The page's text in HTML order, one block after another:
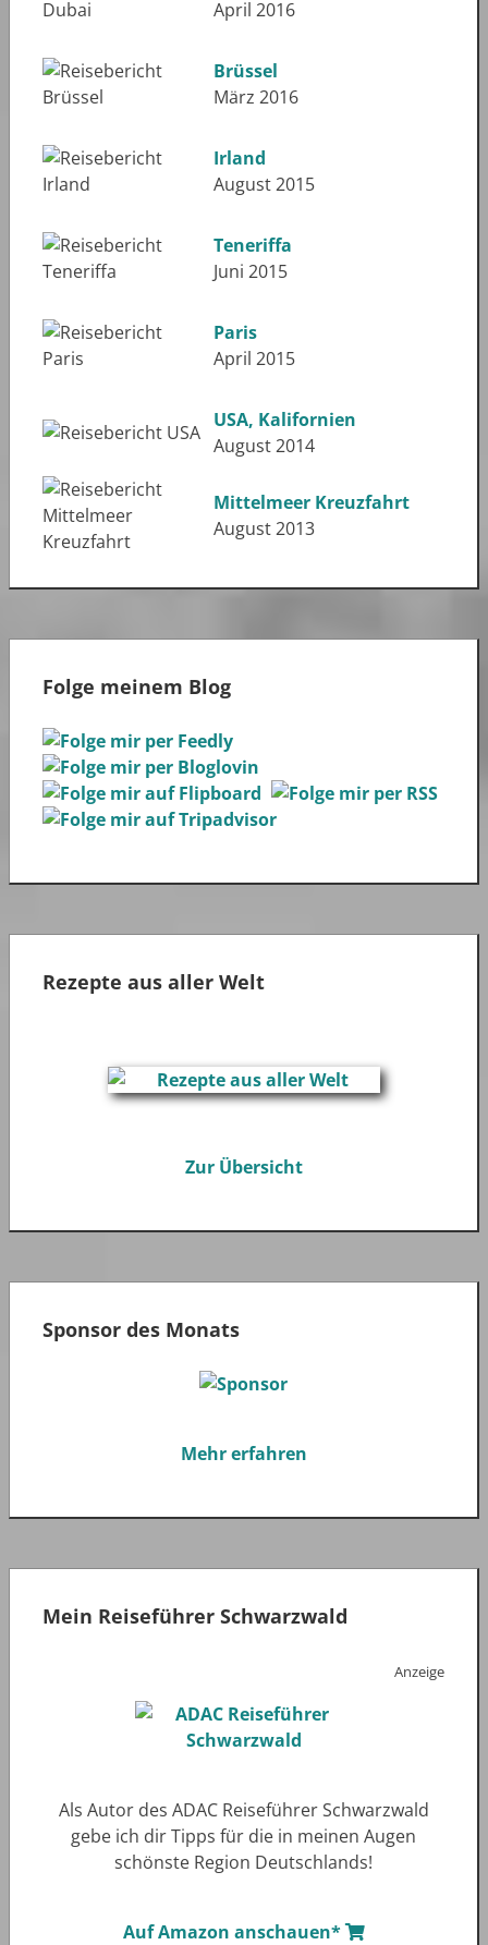
April 2016
Brüssel
März 2016
Irland
August 2015
Teneriffa
Juni 2015
Paris
April 2015
USA, Kalifornien
August 2014
Mittelmeer Kreuzfahrt
August 2013
Folge meinem Blog
Rezepte aus aller Welt
Zur Übersicht
Sponsor des Monats
Mehr erfahren
Mein Reiseführer Schwarzwald
Anzeige
Als Autor des ADAC Reiseführer Schwarzwald
gebe ich dir Tipps für die in meinen Augen
schönste Region Deutschlands!
Auf Amazon anschauen*